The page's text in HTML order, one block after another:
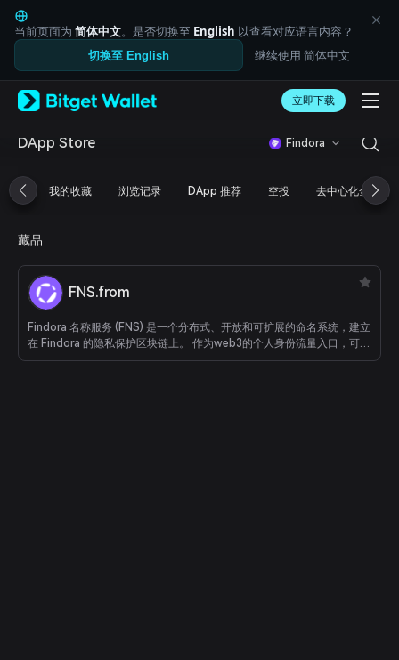
English
日本語
Tiếng Việt
Русский
Español (Latinoamérica)
Türkçe
Français
简体中文
繁體中文
Bahasa Indonesia
ภาษาไทย
العربية
Español
Português (Brasil)
Español (Argentina)
当前页面为 简体中文。是否切换至 English 以查看对应语言内容？
切换至 English 继续使用 简体中文
立即下载
DApp Store Findora
我的收藏 浏览记录 DApp 推荐 空投 去中心化金融
藏品
FNS.from
Findora 名称服务 (FNS) 是一个分布式、开放和可扩展的命名系统，建立
在 Findora 的隐私保护区块链上。 作为web3的个人身份流量入口，可绑
定传统社交媒体账号和区块链地址，支持findora原生链钱包域名解析功